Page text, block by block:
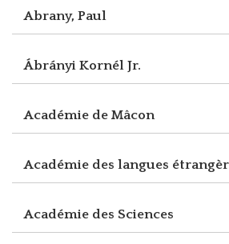
Abrany, Paul
Ábrányi Kornél Jr.
Académie de Mâcon
Académie des langues
Académie des Sciences